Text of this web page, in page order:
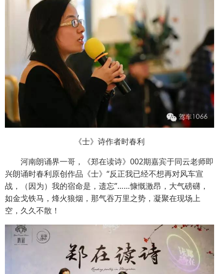
《士》诗作者时春利
河南朗诵界一哥，《郑在读诗》002期嘉宾于同云老师即
兴朗诵时春利原创作品《士》“反正我已经不想再对风车宣
战，（因为）我的宿命是，遗忘”……慷慨激昂，大气磅礴，
如金戈铁马，烽火狼烟，那气吞万里之势，凝聚在现场上
空，久久不散！